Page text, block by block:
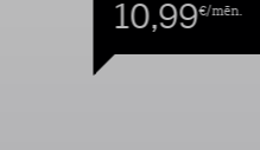
10,99€/mēn.